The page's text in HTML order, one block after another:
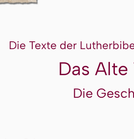
Die Texte der
Das
Die